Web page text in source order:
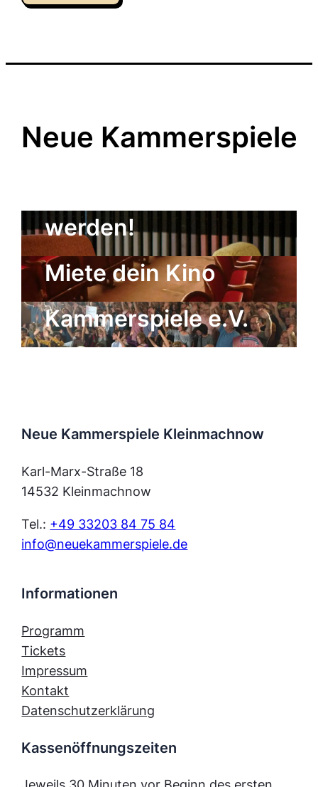
Neue Kammerspiele
werden!
Miete dein Kino
Der Freundeskreis
der Neuen
Kammerspiele e.V.
Neue Kammerspiele Kleinmachnow
Karl-Marx-Straße 18
14532 Kleinmachnow
Tel.: +49 33203 84 75 84
info@neuekammerspiele.de
Informationen
Programm
Tickets
Impressum
Kontakt
Datenschutzerklärung
Kassenöffnungszeiten